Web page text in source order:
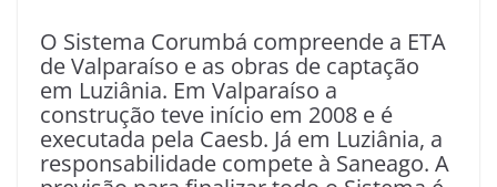
O Sistema Corumbá compreende a ETA
de Valparaíso e as obras de captação
em Luziânia. Em Valparaíso a
construção teve início em 2008 e é
executada pela Caesb. Já em Luziânia, a
responsabilidade compete à Saneago. A